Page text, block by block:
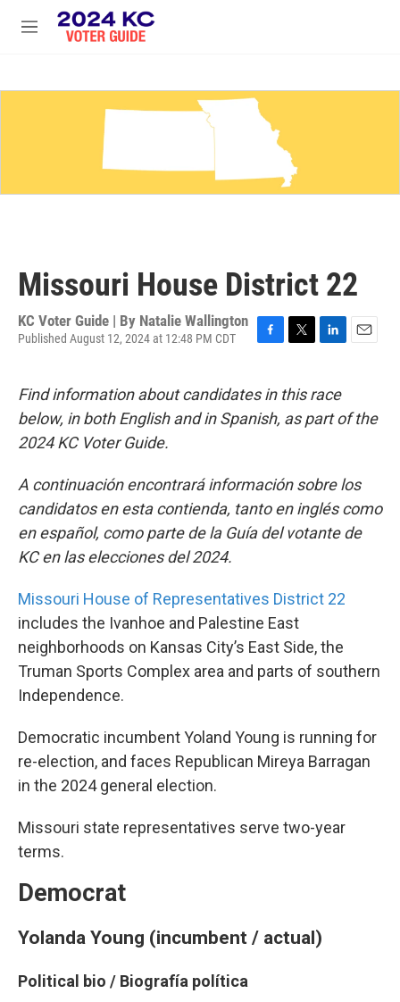
Skip to main content
M
h
Missouri House District 22
KC Voter Guide | By Natalie Wallington
Published August 12, 2024 at 12:48 PM CDT
F
e
b
o
T
t
t
e
L
k
e
d
E
l
Find information about candidates in this race
below, in both English and in Spanish, as part of the
2024 KC Voter Guide.
A continuación encontrará información sobre los
candidatos en esta contienda, tanto en inglés como
en español, como parte de la Guía del votante de
KC en las elecciones del 2024.
Missouri House of Representatives District 22
includes the Ivanhoe and Palestine East
neighborhoods on Kansas City’s East Side, the
Truman Sports Complex area and parts of southern
Independence.
Democratic incumbent Yoland Young is running for
re-election, and faces Republican Mireya Barragan
in the 2024 general election.
Missouri state representatives serve two-year
terms.
Democrat
Yolanda Young (incumbent / actual)
Political bio / Biografía política